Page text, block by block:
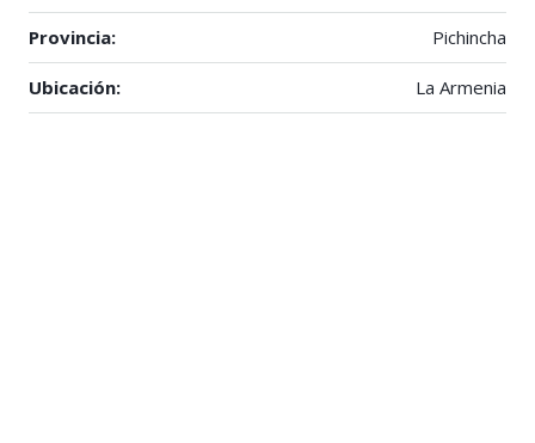
Provincia: Pichincha
Ubicación: La Armenia